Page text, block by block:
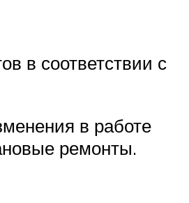
в соответствии с
в работе
ремонты.